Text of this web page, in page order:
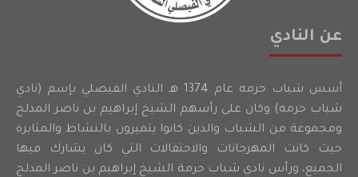
عن النادي
أسس شباب حرمه عام 1374 هـ النادي الفيصلي بإسم (نادي
شباب حرمه) وكان على رأسهم الشيخ إبراهيم بن ناصر المدلج
ومجموعة من الشباب والذين كانوا يتميزون بالنشاط والمثابرة
حيث كانت المهرجانات والاحتفالات التي كان يشارك فيها
الجميع، ورأس نادي شباب حرمة الشيخ إبراهيم بن ناصر المدلج